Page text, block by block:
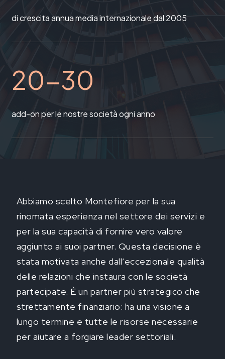
di crescita annua media internazionale dal 2005
20-30
add-on per le nostre società ogni anno
Abbiamo scelto Montefiore per la sua
rinomata esperienza nel settore dei servizi e
per la sua capacità di fornire vero valore
aggiunto ai suoi partner. Questa decisione è
stata motivata anche dall’eccezionale qualità
delle relazioni che instaura con le società
partecipate. È un partner più strategico che
strettamente finanziario: ha una visione a
lungo termine e tutte le risorse necessarie
per aiutare a forgiare leader settoriali.